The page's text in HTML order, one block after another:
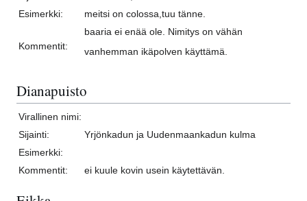
Esimerkki:
meitsi on colossa,tuu tänne.
Kommentit:
baaria ei enää ole. Nimitys on vähän
vanhemman ikäpolven käyttämä.
Dianapuisto
Virallinen nimi:
Sijainti:
Yrjönkadun ja Uudenmaankadun kulma
Esimerkki:
Kommentit:
ei kuule kovin usein käytettävän.